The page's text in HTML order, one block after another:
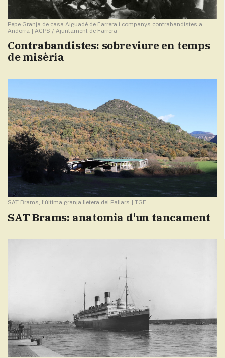
Pepe Granja de casa Aiguadé de Farrera i companys contrabandistes a
Andorra | ACPS / Ajuntament de Farrera
Contrabandistes: sobreviure en temps
de misèria
SAT Brams, l'última granja lletera del Pallars | TGE
SAT Brams: anatomia d'un tancament